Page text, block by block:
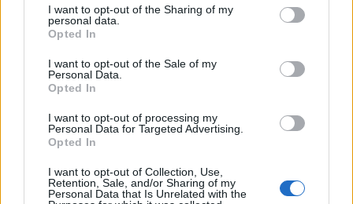
not limited to your visit or usage behaviour. You may click to
grant or deny consent to Google and its third-party tags to
use your data for below specified purposes in below Google
consent section.
I want to opt-out of the Sharing of my
personal data.
Opted In
I want to opt-out of the Sale of my
Personal Data.
Opted In
I want to opt-out of processing my
Personal Data for Targeted Advertising.
Opted In
I want to opt-out of Collection, Use,
Retention, Sale, and/or Sharing of my
Personal Data that Is Unrelated with the
NECROLOGIE
Mario Malu